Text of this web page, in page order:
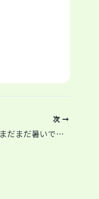
次
まだまだ暑いですが頑張ってまーす(^^)/神奈川県川崎市